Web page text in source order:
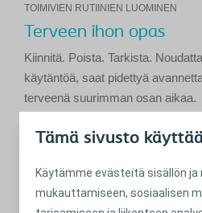
Tämä sivusto
Käytämme evästeitä sisällön ja
mukauttamiseen, sosiaalisen
TOIMIVIEN RUTIINIEN LUOMINEN
Terveen ihon opas
Kiinnitä. Poista. Tarkista.
käytäntöä, saat pidettyä
terveenä suurimman osan aikaa.